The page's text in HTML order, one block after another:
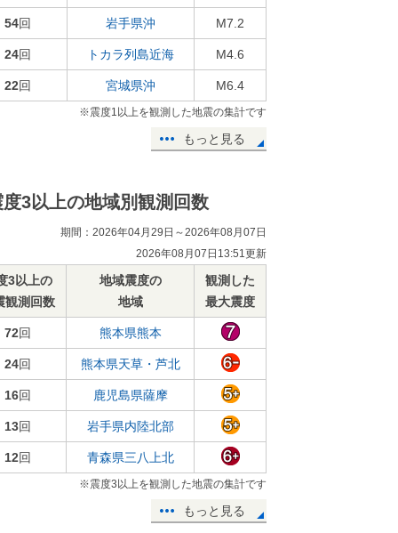
54回 岩手県沖 M7.2
24回 トカラ列島近海 M4.6
22回 宮城県沖 M6.4
※震度1以上を観測した地震の集計です
もっと見る
度3以上の地域別観測回数
期間：2026年04月29日～2026年08月07日
2026年08月07日13:51更新
3以上の
観測回数
地域震度の
地域
観測した
最大震度
72回 熊本県熊本
24回 熊本県天草・芦北
16回 鹿児島県薩摩
13回 岩手県内陸北部
12回 青森県三八上北
※震度3以上を観測した地震の集計です
もっと見る